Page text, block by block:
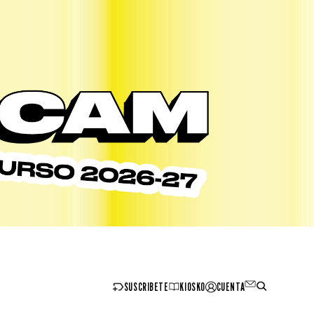
SUSCRIBETE KIOSKO CUENTA